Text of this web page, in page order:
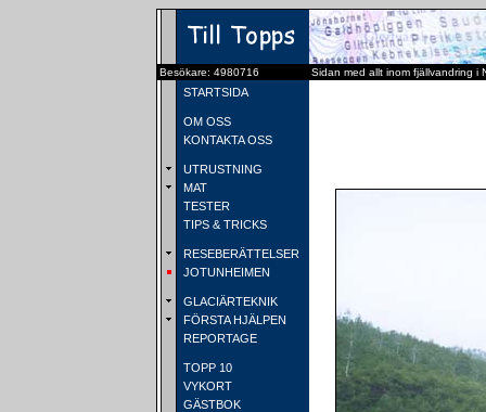
Besökare: 4980716 Sidan med allt inom fjällvandring i
STARTSIDA
OM OSS
KONTAKTA OSS
UTRUSTNING
MAT
TESTER
TIPS & TRICKS
RESEBERÄTTELSER
JOTUNHEIMEN
GLACIÄRTEKNIK
FÖRSTA HJÄLPEN
REPORTAGE
TOPP 10
VYKORT
GÄSTBOK